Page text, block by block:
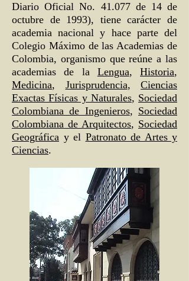
Diario Oficial No. 41.077 de 14 de
octubre de 1993), tiene carácter de
academia nacional y hace parte del
Colegio Máximo de las Academias de
Colombia, organismo que reúne a las
academias de la Lengua, Historia,
Medicina, Jurisprudencia, Ciencias
Exactas Físicas y Naturales, Sociedad
Colombiana de Ingenieros, Sociedad
Colombiana de Arquitectos, Sociedad
Geográfica y el Patronato de Artes y
Ciencias.